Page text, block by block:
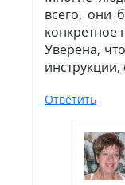
всего, они
конкретное
Уверена,
инструкции,
Ответить